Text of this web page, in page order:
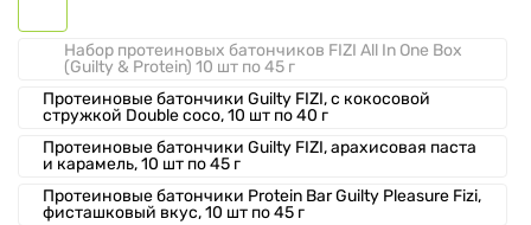
Набор протеиновых батончиков FIZI All In One Box
(Guilty & Protein) 10 шт по 45 г
Протеиновые батончики Guilty FIZI, с кокосовой
стружкой Double coco, 10 шт по 40 г
Протеиновые батончики Guilty FIZI, арахисовая паста
и карамель, 10 шт по 45 г
Протеиновые батончики Protein Bar Guilty Pleasure Fizi,
фисташковый вкус, 10 шт по 45 г